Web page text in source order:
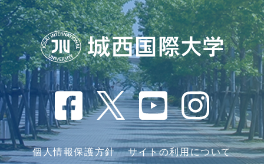
個人情報保護方針 サイトの利用について